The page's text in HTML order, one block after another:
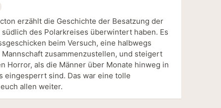
erzählt die Geschichte der Besatzung der
des Polarkreises überwintert haben. Es
beim Versuch, eine halbwegs
zusammenzustellen, und steigert
Horror, als die Männer über Monate hinweg in
eingesperrt sind. Das war eine tolle
allen weiter.